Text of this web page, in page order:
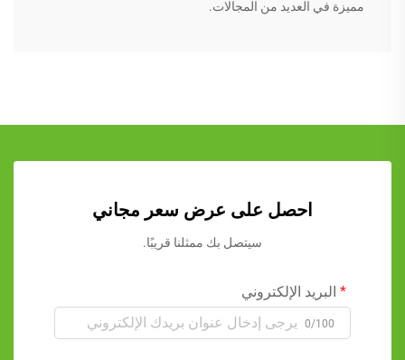
مميزة في العديد من المجالات.
احصل على عرض سعر مجاني
سيتصل بك ممثلنا قريبًا.
البريد الإلكتروني
0/100